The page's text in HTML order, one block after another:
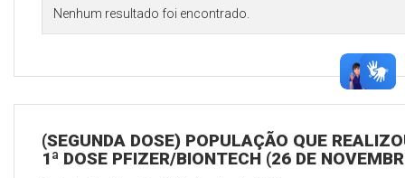
Nenhum resultado foi encontrado.
(SEGUNDA DOSE) POPULAÇÃO QUE
1ª DOSE PFIZER/BIONTECH (26 DE